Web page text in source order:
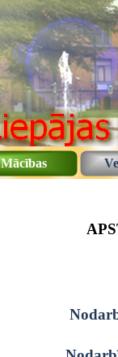
Mācības